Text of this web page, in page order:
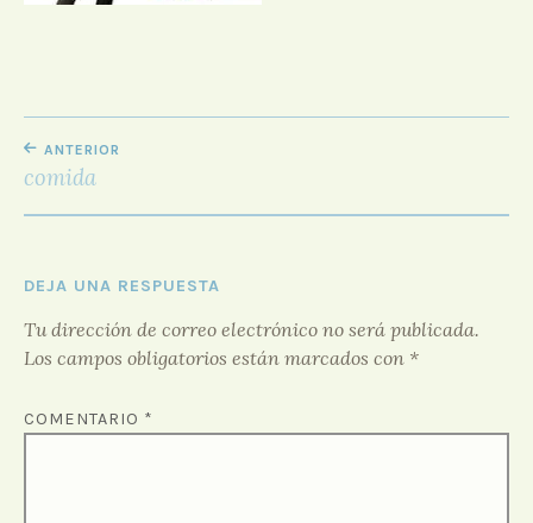
NAVEGACIÓN
DE
ENTRADAS
ANTERIOR
comida
DEJA UNA RESPUESTA
Tu dirección de correo electrónico no será publicada.
Los campos obligatorios están marcados con *
COMENTARIO *